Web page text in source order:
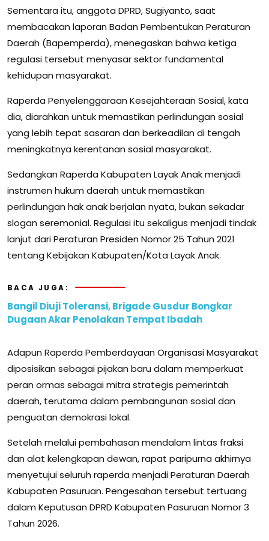
Sementara itu, anggota DPRD, Sugiyanto, saat
membacakan laporan Badan Pembentukan Peraturan
Daerah (Bapemperda), menegaskan bahwa ketiga
regulasi tersebut menyasar sektor fundamental
kehidupan masyarakat.
Raperda Penyelenggaraan Kesejahteraan Sosial, kata
dia, diarahkan untuk memastikan perlindungan sosial
yang lebih tepat sasaran dan berkeadilan di tengah
meningkatnya kerentanan sosial masyarakat.
Sedangkan Raperda Kabupaten Layak Anak menjadi
instrumen hukum daerah untuk memastikan
perlindungan hak anak berjalan nyata, bukan sekadar
slogan seremonial. Regulasi itu sekaligus menjadi tindak
lanjut dari Peraturan Presiden Nomor 25 Tahun 2021
tentang Kebijakan Kabupaten/Kota Layak Anak.
BACA JUGA:
Bangil Diuji Toleransi, Brigade Gusdur Bongkar
Dugaan Akar Penolakan Tempat Ibadah
Adapun Raperda Pemberdayaan Organisasi Masyarakat
diposisikan sebagai pijakan baru dalam memperkuat
peran ormas sebagai mitra strategis pemerintah
daerah, terutama dalam pembangunan sosial dan
penguatan demokrasi lokal.
Setelah melalui pembahasan mendalam lintas fraksi
dan alat kelengkapan dewan, rapat paripurna akhirnya
menyetujui seluruh raperda menjadi Peraturan Daerah
Kabupaten Pasuruan. Pengesahan tersebut tertuang
dalam Keputusan DPRD Kabupaten Pasuruan Nomor 3
Tahun 2026.